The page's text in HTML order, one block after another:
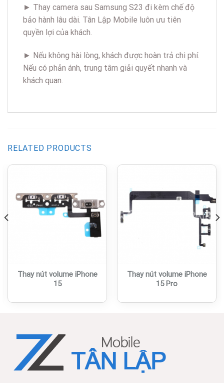
► Thay camera sau Samsung S23 đi kèm chế độ
bảo hành lâu dài. Tân Lập Mobile luôn ưu tiên
quyền lợi của khách.
► Nếu không hài lòng, khách được hoàn trả chi phí.
Nếu có phản ánh, trung tâm giải quyết nhanh và
khách quan.
RELATED PRODUCTS
Thay nút volume iPhone
15
Thay nút volume iPhone
15 Pro